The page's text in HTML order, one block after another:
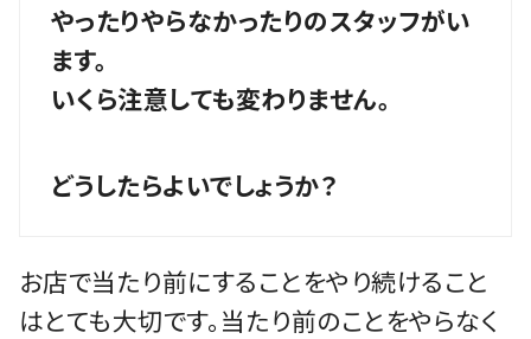
やったりやらなかったりのスタッフがい
ます。
いくら注意しても変わりません。
どうしたらよいでしょうか？
お店で当たり前にすることをやり続けること
はとても大切です。当たり前のことをやらなく